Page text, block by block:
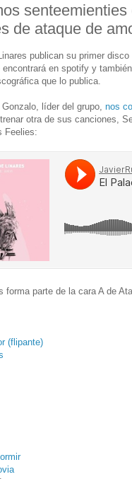
de ataque de
publican su primer
en spotify y
que lo publica.
líder del grupo, nos
otra de sus canciones,
Feelies:
forma parte de la cara A de
(flipante)